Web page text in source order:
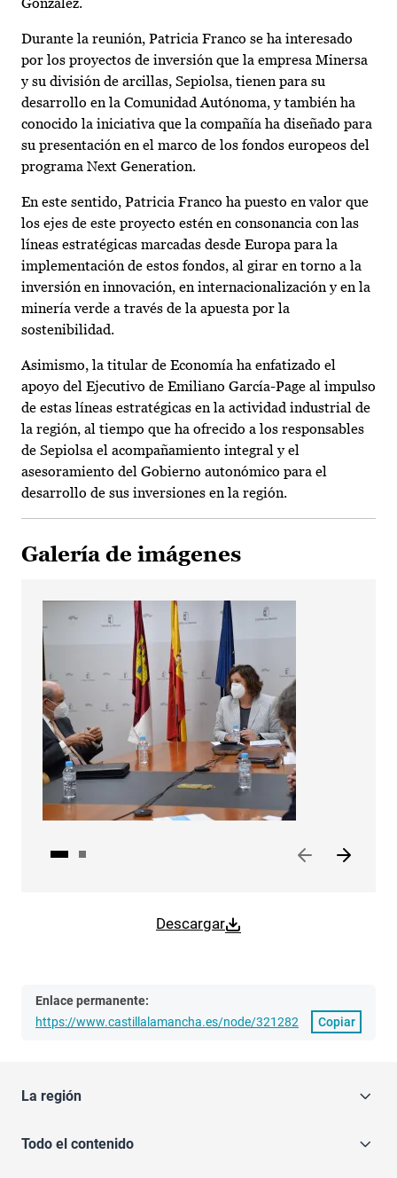
Durante la reunión, Patricia Franco se ha interesado
por los proyectos de inversión que la empresa Minersa
y su división de arcillas, Sepiolsa, tienen para su
desarrollo en la Comunidad Autónoma, y también ha
conocido la iniciativa que la compañía ha diseñado para
su presentación en el marco de los fondos europeos del
programa Next Generation.
En este sentido, Patricia Franco ha puesto en valor que
los ejes de este proyecto estén en consonancia con las
líneas estratégicas marcadas desde Europa para la
implementación de estos fondos, al girar en torno a la
inversión en innovación, en internacionalización y en la
minería verde a través de la apuesta por la
sostenibilidad.
Asimismo, la titular de Economía ha enfatizado el
apoyo del Ejecutivo de Emiliano García-Page al impulso
de estas líneas estratégicas en la actividad industrial de
la región, al tiempo que ha ofrecido a los responsables
de Sepiolsa el acompañamiento integral y el
asesoramiento del Gobierno autonómico para el
desarrollo de sus inversiones en la región.
Galería de imágenes
Descargar
Enlace permanente:
https://www.castillalamancha.es/node/321282
Copiar
La región
Todo el contenido